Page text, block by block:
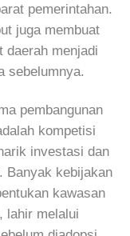
pemerintahan.
juga membuat
daerah menjadi
sebelumnya.
pembangunan
kompetisi
investasi dan
Banyak kebijakan
kawasan
lahir melalui